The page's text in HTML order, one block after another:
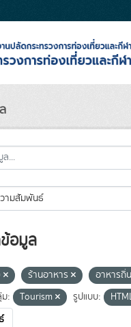
อมูล
ร้านอาหาร อาหารถิ่น
: Tourism รูปแบบ: